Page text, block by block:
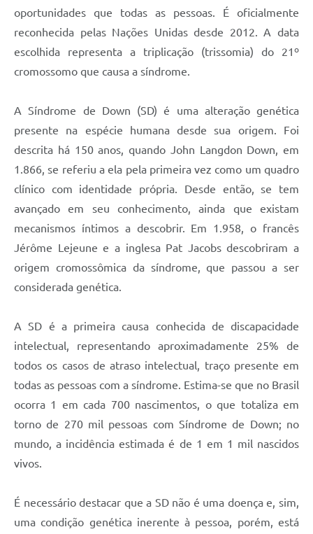
oportunidades que todas as pessoas. É oficialmente
reconhecida pelas Nações Unidas desde 2012. A data
escolhida representa a triplicação (trissomia) do 21º
cromossomo que causa a síndrome.
A Síndrome de Down (SD) é uma alteração genética
presente na espécie humana desde sua origem. Foi
descrita há 150 anos, quando John Langdon Down, em
1.866, se referiu a ela pela primeira vez como um quadro
clínico com identidade própria. Desde então, se tem
avançado em seu conhecimento, ainda que existam
mecanismos íntimos a descobrir. Em 1.958, o francês
Jérôme Lejeune e a inglesa Pat Jacobs descobriram a
origem cromossômica da síndrome, que passou a ser
considerada genética.
A SD é a primeira causa conhecida de discapacidade
intelectual, representando aproximadamente 25% de
todos os casos de atraso intelectual, traço presente em
todas as pessoas com a síndrome. Estima-se que no Brasil
ocorra 1 em cada 700 nascimentos, o que totaliza em
torno de 270 mil pessoas com Síndrome de Down; no
mundo, a incidência estimada é de 1 em 1 mil nascidos
vivos.
É necessário destacar que a SD não é uma doença e, sim,
uma condição genética inerente à pessoa, porém, está